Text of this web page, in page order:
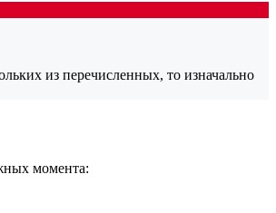
из перечисленных, то изначально
момента: